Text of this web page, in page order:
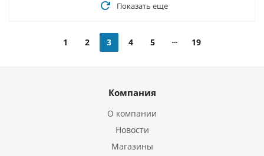
Показать еще
1 2 3 4 5 19
Компания
О компании
Новости
Магазины